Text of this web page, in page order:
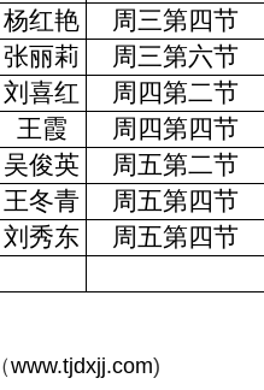
杨红艳 周三第四节
张丽莉 周三第六节
刘喜红 周四第二节
王霞 周四第四节
吴俊英 周五第二节
王冬青 周五第四节
刘秀东 周五第四节
（www.tjdxjj.com)